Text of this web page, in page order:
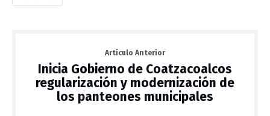
Artículo Anterior
Inicia Gobierno de Coatzacoalcos
regularización y modernización de
los panteones municipales